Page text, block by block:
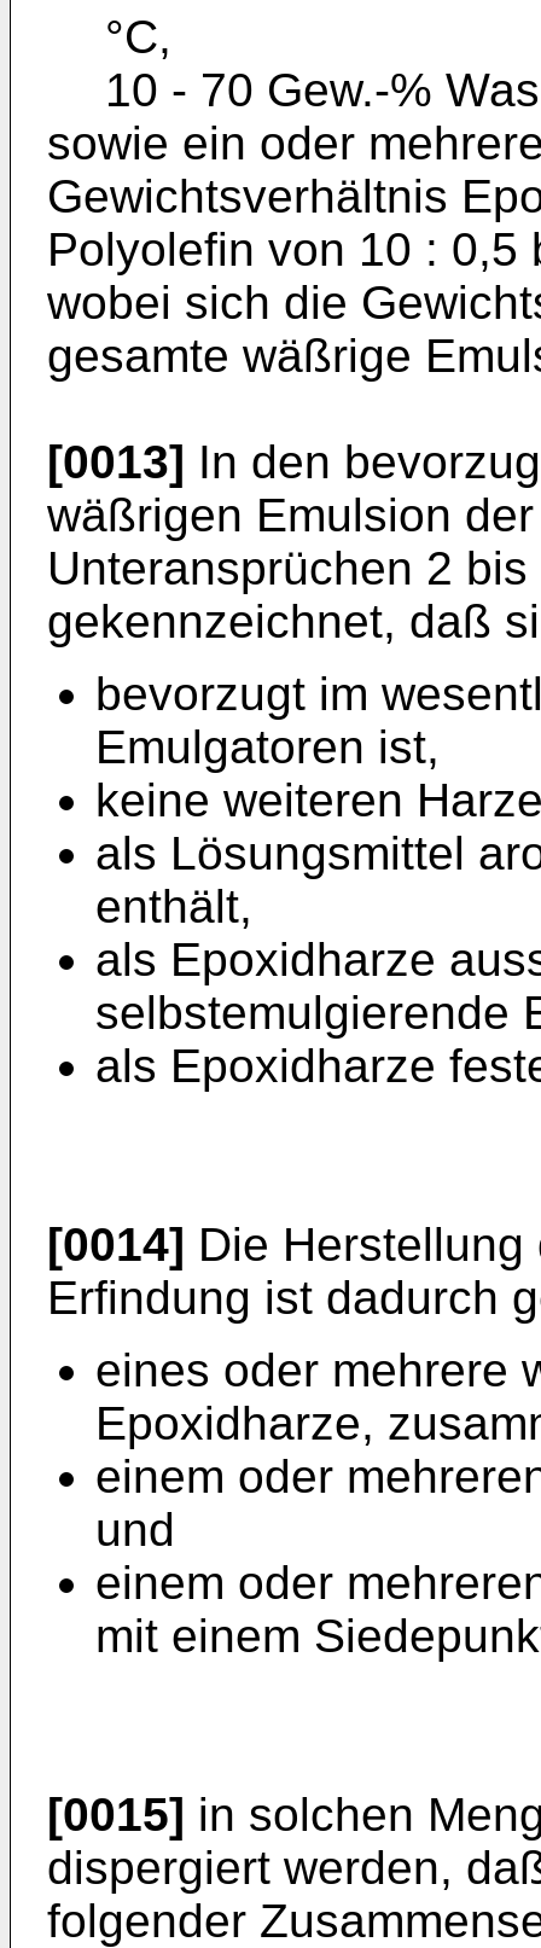
°C,
10 - 70 Gew.-%
sowie ein oder
Gewichtsverhältnis
Polyolefin von 10 : 0,5
wobei sich die
gesamte wäßrige
[0013] In den
wäßrigen Emulsion
Unteransprüchen 2
gekennzeichnet, daß
bevorzugt im
Emulgatoren ist,
keine weiteren
als Lösungsmittel
enthält,
als Epoxidharze
selbstemulgierende
als Epoxidharze
[0014] Die
Erfindung ist dadurch
eines oder mehrere
Epoxidharze,
einem oder
und
einem oder
mit einem
[0015] in solchen
dispergiert werden,
folgender